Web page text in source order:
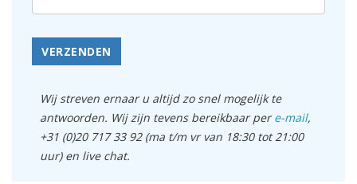
VERZENDEN
Wij streven ernaar u altijd zo snel mogelijk te
antwoorden. Wij zijn tevens bereikbaar pere-mail,
+31 (0)20 717 33 92 (ma t/m vr van 18:30 tot 21:00
uur) en live chat.